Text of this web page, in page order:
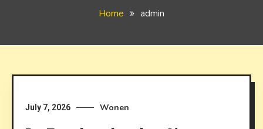
Home admin
July 7, 2026 Wonen